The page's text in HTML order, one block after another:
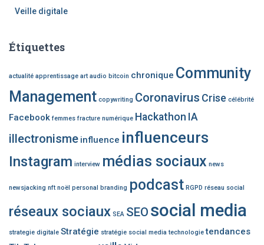
Veille digitale
Étiquettes
actualité apprentissage art audio bitcoin chronique Community
Management copywriting Coronavirus Crise célébrité
Facebook femmes fracture numérique Hackathon IA
illectronisme influence influenceurs
Instagram interview médias sociaux news
newsjacking nft noël personal branding podcast RGPD réseau social
réseaux sociaux SEA SEO social media
strategie digitale Stratégie stratégie social media technologie tendances